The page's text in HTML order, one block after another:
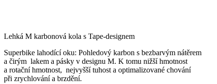
Lehká M karbonová kola s Tape-designem
Superbike lahodící oku: Pohledový karbon s bezbarvým nátěrem
a čirým lakem a pásky v designu M. K tomu nižší hmotnost
a rotační hmotnost, nejvyšší tuhost a optimalizované chování
při zrychlování a brzdění.